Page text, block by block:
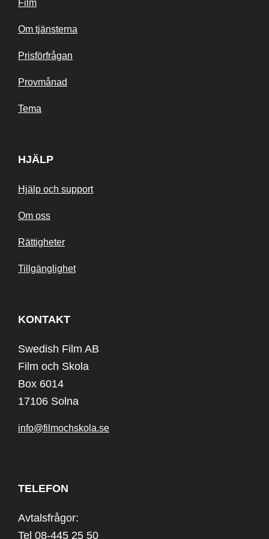
Film
Om tjänsterna
Prisförfrågan
Provmånad
Tema
HJÄLP
Hjälp och support
Om oss
Rättigheter
Tillgänglighet
KONTAKT
Swedish Film AB
Film och Skola
Box 6014
17106 Solna
info@filmochskola.se
TELEFON
Avtalsfrågor:
Tel 08-445 25 50